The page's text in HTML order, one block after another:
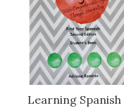
Learning Spanish